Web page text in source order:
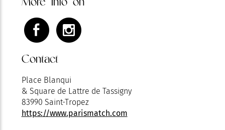
Contact
Place Blanqui
& Square de Lattre de Tassigny
83990 Saint-Tropez
https://www.parismatch.com